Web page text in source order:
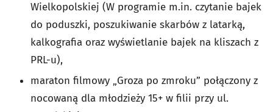
Wielkopolskiej (W programie m.in. czytanie bajek
do poduszki, poszukiwanie skarbów z latarką,
kalkografia oraz wyświetlanie bajek na kliszach z
PRL-u),
maraton filmowy „Groza po zmroku” połączony z
nocowaną dla młodzieży 15+ w filii przy ul.